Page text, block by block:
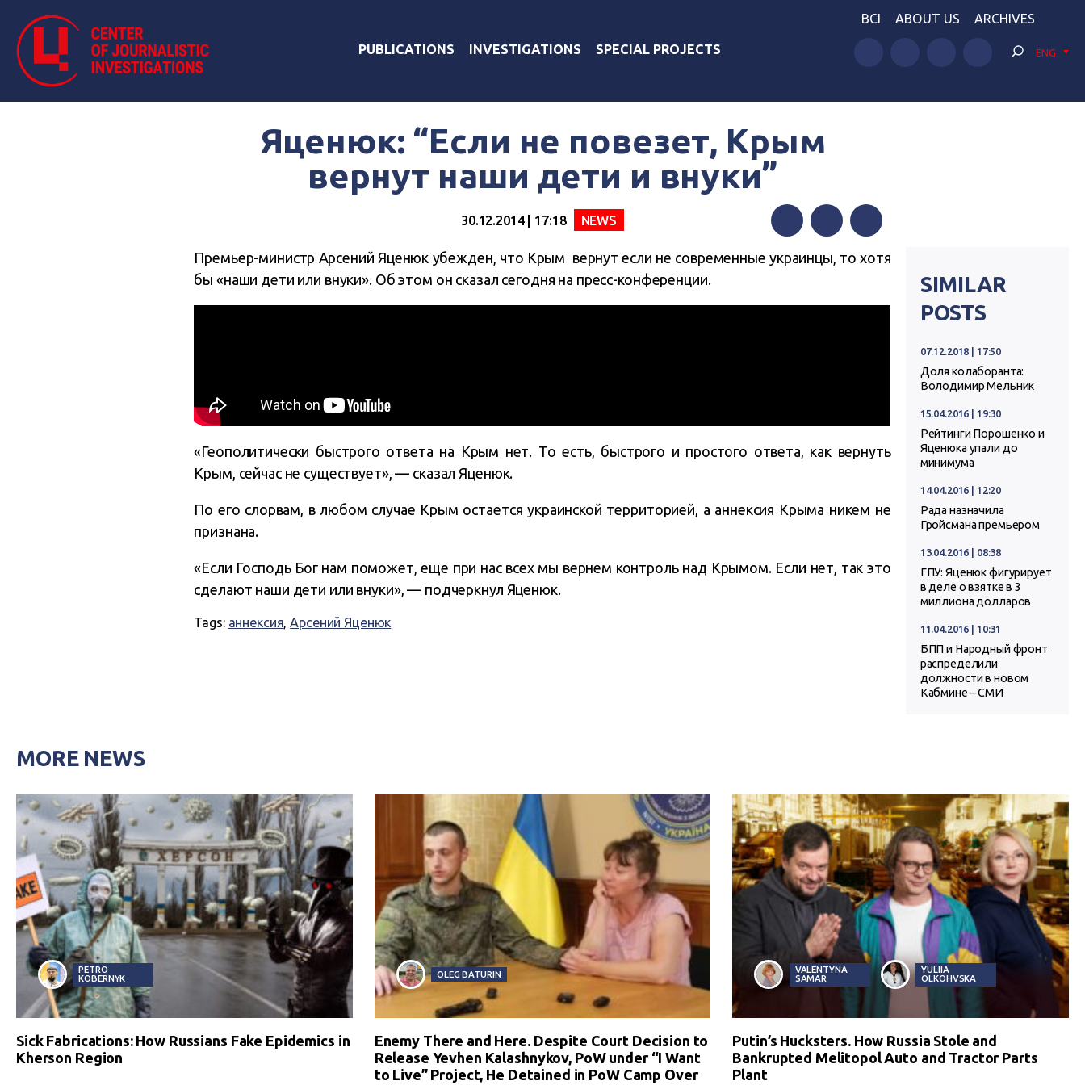
PUBLICATIONS INVESTIGATIONS SPECIAL PROJECTS
BCI ABOUT US ARCHIVES
ENG
Яценюк: “Если не повезет, Крым
вернут наши дети и внуки”
30.12.2014 | 17:18 NEWS
FacebookTwitterTelegram
Премьер-министр Арсений Яценюк убежден, что Крым вернут если не современные украинцы, то хотя
бы «наши дети или внуки». Об этом он сказал сегодня на пресс-конференции.
«Геополитически быстрого ответа на Крым нет. То есть, быстрого и простого ответа, как вернуть
Крым, сейчас не существует», — сказал Яценюк.
По его слорвам, в любом случае Крым остается украинской территорией, а аннексия Крыма никем не
признана.
«Если Господь Бог нам поможет, еще при нас всех мы вернем контроль над Крымом. Если нет, так это
сделают наши дети или внуки», — подчеркнул Яценюк.
Tags: аннексия,Арсений Яценюк
SIMILAR
POSTS
07.12.2018 | 17:50
Доля колаборанта:
Володимир Мельник
15.04.2016 | 19:30
Рейтинги Порошенко и
Яценюка упали до
минимума
14.04.2016 | 12:20
Рада назначила
Гройсмана премьером
13.04.2016 | 08:38
ГПУ: Яценюк фигурирует
в деле о взятке в 3
миллиона долларов
11.04.2016 | 10:31
БПП и Народный фронт
распределили
должности в новом
Кабмине – СМИ
MORE NEWS
PETRO
KOBERNYK
Sick Fabrications: How Russians Fake Epidemics in
Kherson Region
OLEG BATURIN
Enemy There and Here. Despite Court Decision to
Release Yevhen Kalashnykov, PoW under “I Want
to Live” Project, He Detained in PoW Camp Over
VALENTYNA
SAMAR
YULIIA
OLKOHVSKA
Putin’s Hucksters. How Russia Stole and
Bankrupted Melitopol Auto and Tractor Parts
Plant